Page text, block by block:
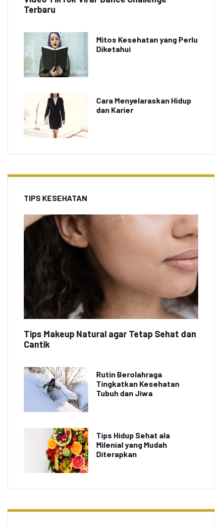
Terbaru
Mitos Kesehatan yang Perlu
Diketahui
Cara Menyelaraskan Hidup
dan Karier
TIPS KESEHATAN
Tips Makeup Natural agar Tetap Sehat dan
Cantik
Rutin Berolahraga
Tingkatkan Kesehatan
Tubuh dan Jiwa
Tips Hidup Sehat ala
Milenial yang Mudah
Diterapkan